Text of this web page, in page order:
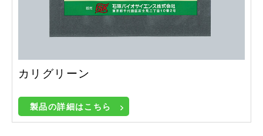
カリグリーン
製品の詳細はこちら